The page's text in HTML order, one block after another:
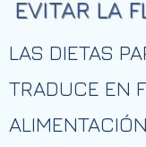
EVITAR LA
LAS DIETAS
TRADUCE EN